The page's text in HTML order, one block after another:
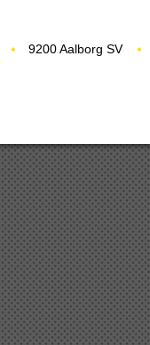
9200 Aalborg SV